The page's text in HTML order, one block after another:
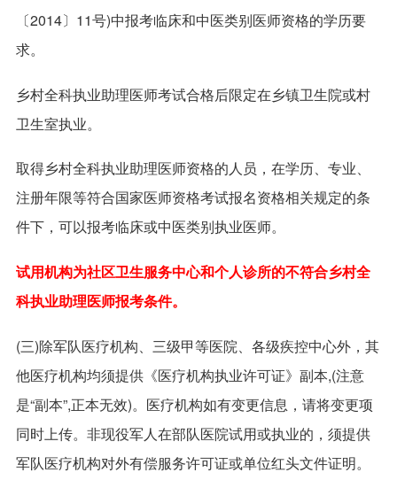
〔2014〕11号)中报考临床和中医类别医师资格的学历要
求。
乡村全科执业助理医师考试合格后限定在乡镇卫生院或村
卫生室执业。
取得乡村全科执业助理医师资格的人员，在学历、专业、
注册年限等符合国家医师资格考试报名资格相关规定的条
件下，可以报考临床或中医类别执业医师。
试用机构为社区卫生服务中心和个人诊所的不符合乡村全
科执业助理医师报考条件。
(三)除军队医疗机构、三级甲等医院、各级疾控中心外，其
他医疗机构均须提供《医疗机构执业许可证》副本,(注意
是“副本”,正本无效)。医疗机构如有变更信息，请将变更项
同时上传。非现役军人在部队医院试用或执业的，须提供
军队医疗机构对外有偿服务许可证或单位红头文件证明。